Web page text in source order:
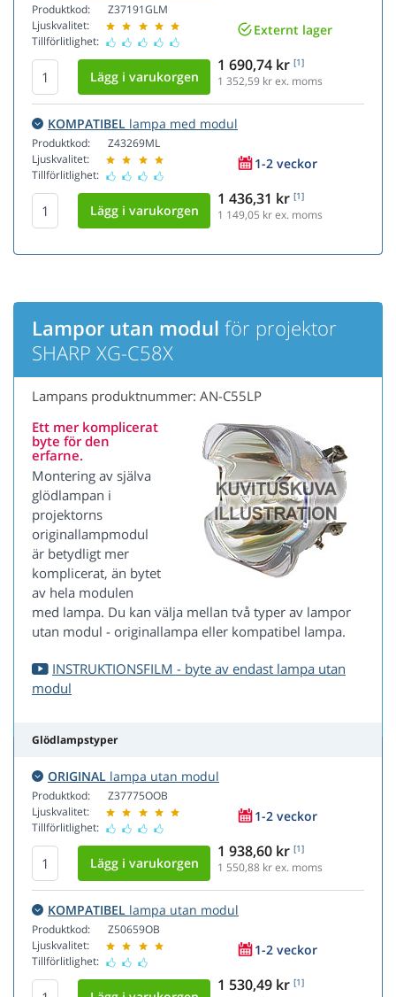
Produktkod:
Ljuskvalitet:
Tillförlitlighet:
Z37191GLM
Externt lager
1 690,74 kr [1]
1 352,59 kr ex. moms
KOMPATIBEL lampa med modul
Produktkod:
Ljuskvalitet:
Tillförlitlighet:
Z43269ML
1-2 veckor
1 436,31 kr [1]
1 149,05 kr ex. moms
Lampor utan modul för projektor
SHARP XG-C58X
Lampans produktnummer: AN-C55LP
Ett mer komplicerat
byte för den
erfarne.
Montering av själva
glödlampan i
projektorns
originallampmodul
är betydligt mer
komplicerat, än bytet
av hela modulen
med lampa. Du kan välja mellan två typer av lampor
utan modul - originallampa eller kompatibel lampa.
INSTRUKTIONSFILM - byte av endast lampa utan
modul
Glödlampstyper
ORIGINAL lampa utan modul
Produktkod:
Ljuskvalitet:
Tillförlitlighet:
Z37775OOB
1-2 veckor
1 938,60 kr [1]
1 550,88 kr ex. moms
KOMPATIBEL lampa utan modul
Produktkod:
Ljuskvalitet:
Tillförlitlighet:
Z50659OB
1-2 veckor
1 530,49 kr [1]